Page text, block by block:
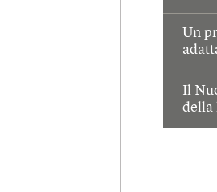
Un
Il
della